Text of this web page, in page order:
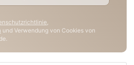
,
und Verwendung von Cookies von